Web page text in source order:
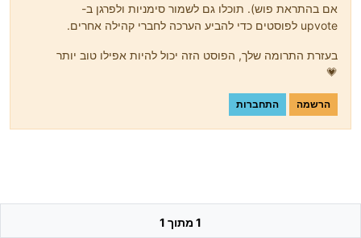
אם בהתראת פוש). תוכלו גם לשמור סימניות ולפרגן ב-
upvote לפוסטים כדי להביע הערכה לחברי קהילה אחרים.
בעזרת התרומה שלך, הפוסט הזה יכול להיות אפילו טוב יותר
💗
הרשמה התחברות
1 מתוך 1